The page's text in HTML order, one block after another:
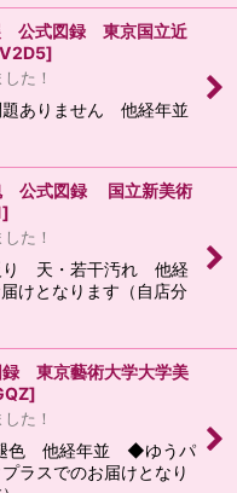
公式図録 東京国立近
]
た！
ありません 他経年並
公式図録 国立新美術
]
た！
り 天・若干汚れ 他経
けとなります（自店分
東京藝術大学大学美
]
た！
色 他経年並 ◆ゆうパ
ラスでのお届けとなり